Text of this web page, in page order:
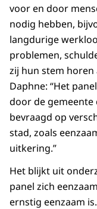
voor en door
nodig hebben,
langdurige
problemen,
zij hun stem horen
Daphne: “Het
door de
bevraagd op
stad, zoals
uitkering.”
Het blijkt uit
panel zich
ernstig eenzaam